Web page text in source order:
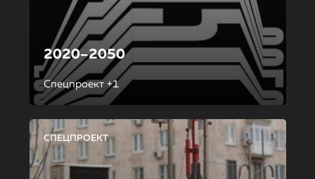
2020–2050
Спецпроект +1
СПЕЦПРОЕКТ